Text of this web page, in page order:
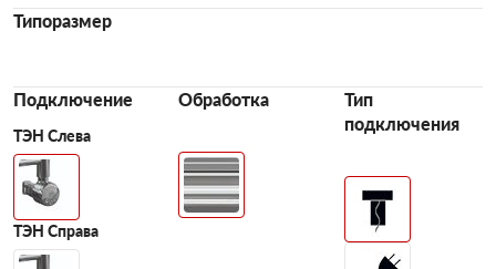
Типоразмер
Подключение
ТЭН Слева
ТЭН Справа
Обработка
Тип
подключения